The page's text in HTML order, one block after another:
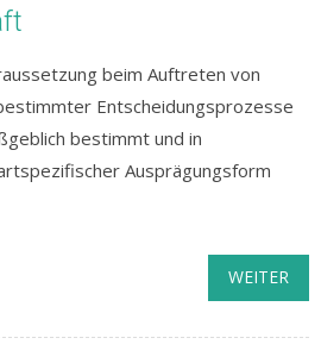
beim Auftreten von
Entscheidungsprozesse
bestimmt und in
Ausprägungsform
WEITER